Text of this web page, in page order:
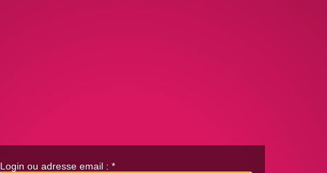
Login ou adresse email : *